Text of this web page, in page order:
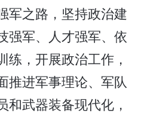
军之路，坚持政治建
强军、人才强军、依
练，开展政治工作，
推进军事理论、军队
和武器装备现代化，